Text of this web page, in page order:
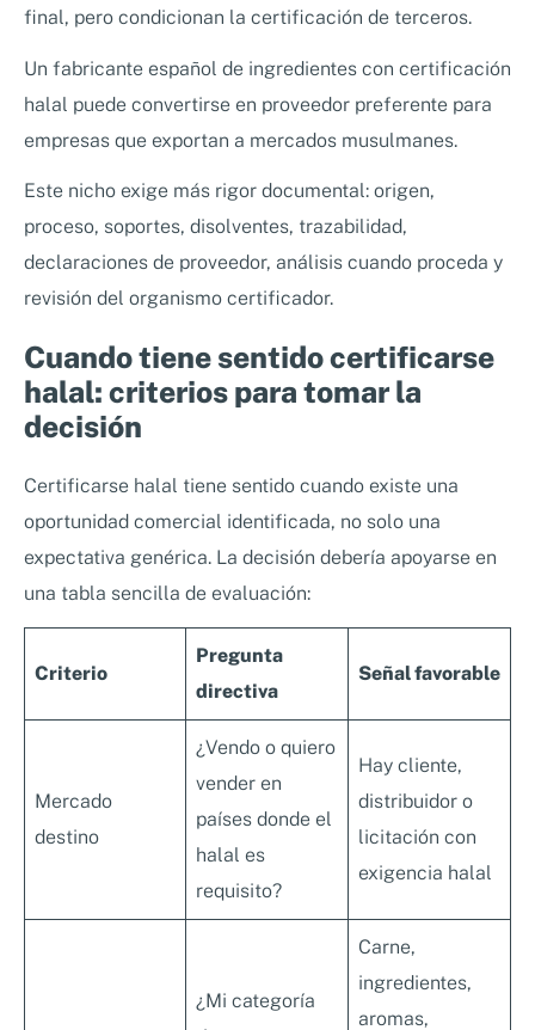
final, pero condicionan la certificación de terceros.
Un fabricante español de ingredientes con certificación
halal puede convertirse en proveedor preferente para
empresas que exportan a mercados musulmanes.
Este nicho exige más rigor documental: origen,
proceso, soportes, disolventes, trazabilidad,
declaraciones de proveedor, análisis cuando proceda y
revisión del organismo certificador.
Cuando tiene sentido certificarse
halal: criterios para tomar la
decisión
Certificarse halal tiene sentido cuando existe una
oportunidad comercial identificada, no solo una
expectativa genérica. La decisión debería apoyarse en
una tabla sencilla de evaluación:
Criterio
Pregunta
directiva
Señal favorable
Mercado
destino
¿Vendo o quiero
vender en
países donde el
halal es
requisito?
Hay cliente,
distribuidor o
licitación con
exigencia halal
¿Mi categoría
Carne,
ingredientes,
aromas,